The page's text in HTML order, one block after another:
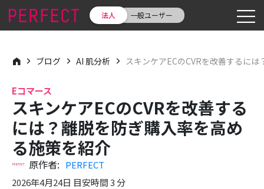
法人 一般ユーザー
ブログ AI 肌分析 スキンケアECのCVRを改善するに
Eコマース
スキンケアECのCVRを改善する
には？離脱を防ぎ購入率を高め
る施策を紹介
原作者: PERFECT
2026年4月24日 目安時間 3 分